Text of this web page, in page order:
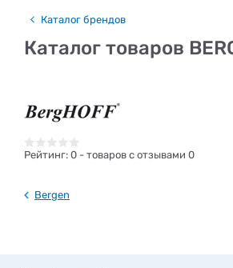
Каталог брендов
Каталог товаров
Рейтинг: 0 - товаров с отзывами 0
Bergen